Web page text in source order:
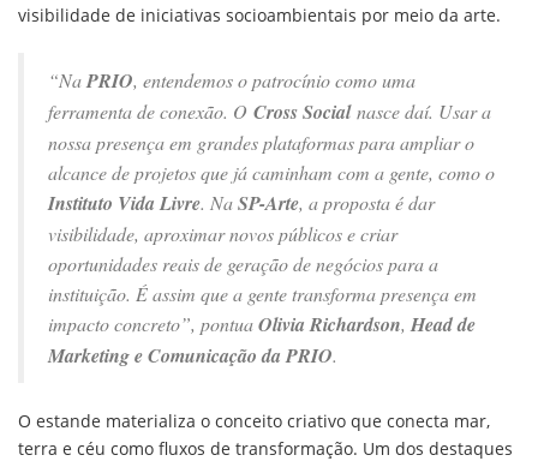
visibilidade de iniciativas socioambientais por meio da arte.
“NaPRIO, entendemos o patrocínio como uma
ferramenta de conexão. O Cross Socialnasce daí. Usar a
nossa presença em grandes plataformas para ampliar o
alcance de projetos que já caminham com a gente, como o
Instituto Vida Livre. NaSP-Arte, a proposta é dar
visibilidade, aproximar novos públicos e criar
oportunidades reais de geração de negócios para a
instituição. É assim que a gente transforma presença em
impacto concreto”, pontuaOlivia Richardson, Head de
Marketing e Comunicação da PRIO.
O estande materializa o conceito criativo que conecta mar,
terra e céu como fluxos de transformação. Um dos destaques